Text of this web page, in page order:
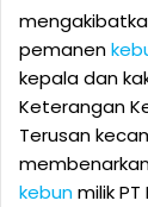
pemanen
kepala dan
Keterangan
Terusan
kebunmilik